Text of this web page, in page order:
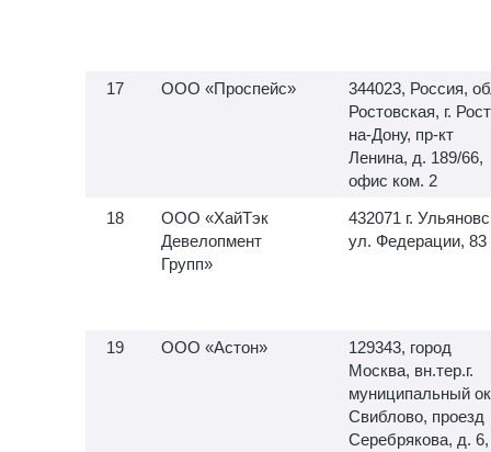
ООО «Проспейс»
344023, Россия,
Ростовская, г.
на-Дону, пр-кт
Ленина, д. 189/66,
офис ком. 2
ООО «ХайТэк
Девелопмент
Групп»
432071 г.
ул. Федерации, 83
ООО «Астон»
129343, город
Москва, вн.тер.г.
муниципальный
Свиблово, проезд
Серебрякова, д. 6,